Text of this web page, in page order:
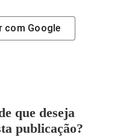
com Google
que deseja
publicação?